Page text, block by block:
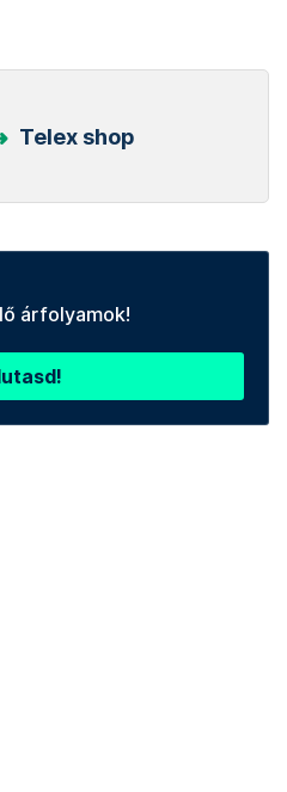
Telex shop
árfolyamok!